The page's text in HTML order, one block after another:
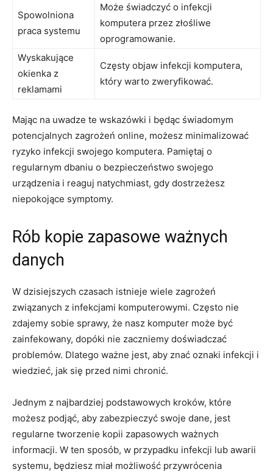
Spowolniona
praca systemu
Może świadczyć o infekcji ​
komputera przez złośliwe
oprogramowanie.
Wyskakujące
okienka z
reklamami
Częsty objaw infekcji komputera,
który warto zweryfikować.
Mając na uwadze te wskazówki i‌ będąc świadomym
potencjalnych zagrożeń online, możesz minimalizować
ryzyko infekcji swojego komputera. Pamiętaj o
regularnym⁣ dbaniu ⁣o bezpieczeństwo swojego
urządzenia i reaguj natychmiast, gdy⁢ dostrzeżesz
niepokojące symptomy.
Rób kopie zapasowe ważnych
danych
W⁢ dzisiejszych czasach istnieje wiele zagrożeń
związanych z​ infekcjami komputerowymi. Często nie
zdajemy sobie sprawy, że nasz​ komputer może być
zainfekowany, dopóki nie zaczniemy doświadczać
problemów. Dlatego ważne jest, aby znać oznaki infekcji i
wiedzieć, jak się przed nimi chronić.
Jednym z najbardziej podstawowych kroków, które
możesz podjąć, aby zabezpieczyć swoje ⁢dane, jest
regularne tworzenie⁢ kopii zapasowych ważnych
informacji. W ten sposób, w przypadku infekcji lub awarii
systemu, ⁣będziesz miał możliwość przywrócenia ​